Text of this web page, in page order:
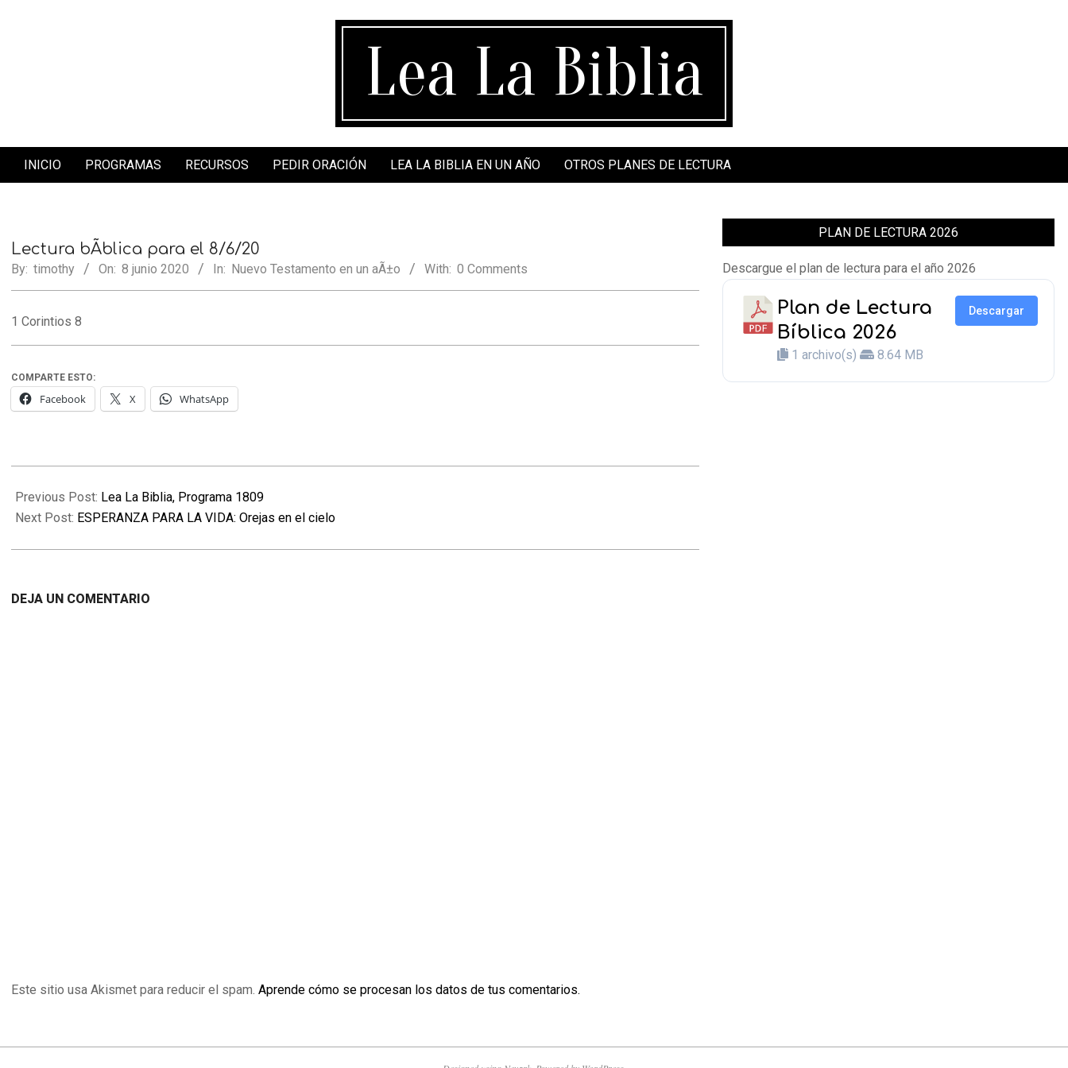
Lea La Biblia
Secondary
INICIO PROGRAMAS RECURSOS PEDIR ORACIÓN LEA LA BIBLIA EN UN AÑO OTROS PLANES DE LECTURA
Lectura bÃ­blica para el 8/6/20
By: timothy On: 8 junio 2020 In: Nuevo Testamento en un aÃ±o With: 0 Comments
1 Corintios 8
COMPARTE ESTO:
Facebook X WhatsApp
06-
08
Previous Post: Lea La Biblia, Programa 1809
Next Post: ESPERANZA PARA LA VIDA: Orejas en el cielo
DEJA UN COMENTARIO
Este sitio usa Akismet para reducir el spam. Aprende cómo se procesan los datos de tus comentarios.
PLAN DE LECTURA 2026
Descargue el plan de lectura para el año 2026
Plan de Lectura
Bíblica 2026
1 archivo(s) 8.64 MB
Descargar